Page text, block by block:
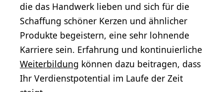
die das Handwerk lieben und sich für die
Schaffung schöner Kerzen und ähnlicher
Produkte begeistern, eine sehr lohnende
Karriere sein. Erfahrung und kontinuierliche
Weiterbildung können dazu beitragen, dass
Ihr Verdienstpotential im Laufe der Zeit